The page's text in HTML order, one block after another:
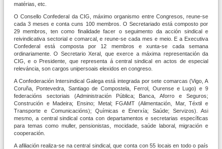
matérias, etc.
O Consello Confederal da CIG, máximo organismo entre Congresos, reune-se
cada 3 meses e conta cuns 100 membros. O Secretariado está composto por
29 membros, ten como finalidade facer o seguimento da acción sindical e
reivindicativa sectorial e comarcal, e reune-se cada mes e meio. E a Executiva
Confederal está composta por 12 membros e xunta-se cada semana
ordinariamente. O Secretario Xeral, que exerce a máxima representación da
CIG, e o Presidente, que representa á central sindical en actos de especial
releváncia, son cargos unipersoais elexidos en congreso.
A Confederación Intersindical Galega está integrada por sete comarcas (Vigo, A
Coruña, Pontevedra, Santiago de Compostela, Ferrol, Ourense e Lugo) e 9
federacións sectoriais (Administración Pública; Banca, Aforro e Seguros;
Construción e Madeira; Ensino; Metal; FGAMT (Alimentación, Mar, Téxtil e
Transporte e Comunicacións); Químicas e Enerxía; Saúde; Servizos). Asi
mesmo, a central sindical conta con departamentos e secretarias específicas
para temas como muller, pensionistas, mocidade, saúde laboral, migración e
cooperación.
A afiliación realiza-se na central sindical, que conta con 55 locais en todo o paí­s